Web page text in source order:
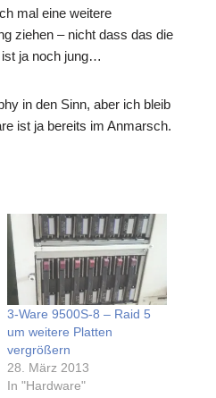
mal eine weitere
ziehen – nicht dass das die
ja noch jung…
in den Sinn, aber ich bleib
ist ja bereits im Anmarsch.
3-Ware 9500S-8 – Raid 5
um weitere Platten
vergrößern
28. März 2013
In "Hardware"